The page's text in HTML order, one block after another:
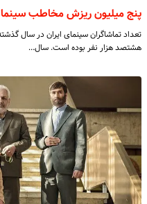
پنج میلیون ریزش مخاطب سینما
هشتصد هزار نفر بوده است. سال…